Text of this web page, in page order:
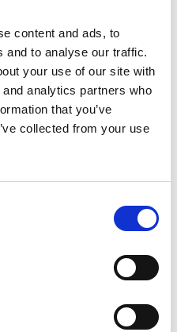
content and ads, to
and to analyse our traffic.
your use of our site with
analytics partners who
that you’ve
collected from your use